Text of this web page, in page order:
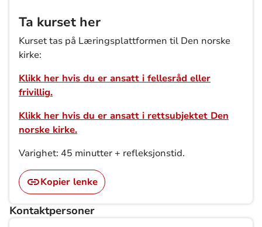
Ta kurset her
Kurset tas på Læringsplattformen til Den norske
kirke:
Klikk her hvis du er ansatt i fellesråd eller
frivillig.
Klikk her hvis du er ansatt i rettsubjektet Den
norske kirke.
Varighet: 45 minutter + refleksjonstid.
Kopier lenke
Kontaktpersoner